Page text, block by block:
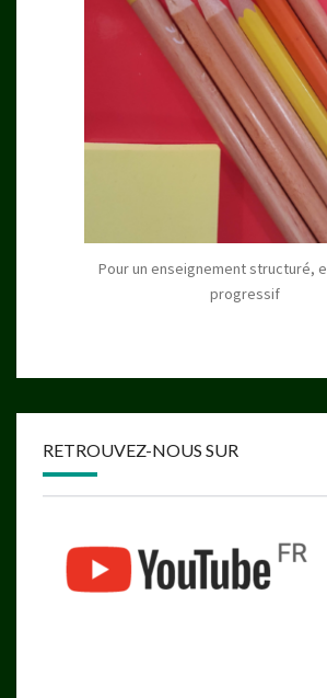
Pour un enseignement structuré,
progressif
RETROUVEZ-NOUS SUR